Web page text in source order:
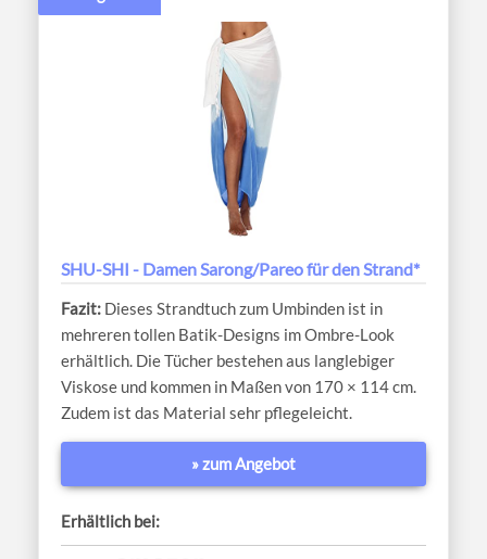
SHU-SHI - Damen Sarong/Pareo für den Strand*
Dieses Strandtuch zum Umbinden ist in
mehreren tollen Batik-Designs im Ombre-Look
erhältlich. Die Tücher bestehen aus langlebiger
Viskose und kommen in Maßen von 170 × 114 cm.
Zudem ist das Material sehr pflegeleicht.
» zum Angebot
Erhältlich bei: